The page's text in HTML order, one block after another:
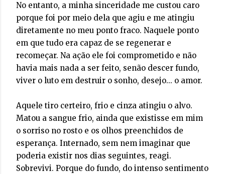
No entanto, a minha sinceridade me custou caro
porque foi por meio dela que agiu e me atingiu
diretamente no meu ponto fraco. Naquele ponto
em que tudo era capaz de se regenerar e
recomeçar. Na ação ele foi comprometido e não
havia mais nada a ser feito, senão descer fundo,
viver o luto em destruir o sonho, desejo... o amor.
Aquele tiro certeiro, frio e cinza atingiu o alvo.
Matou a sangue frio, ainda que existisse em mim
o sorriso no rosto e os olhos preenchidos de
esperança. Internado, sem nem imaginar que
poderia existir nos dias seguintes, reagi.
Sobrevivi. Porque do fundo, do intenso sentimento